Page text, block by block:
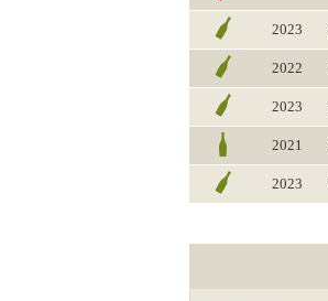
2023
2022
2023
2021
2023